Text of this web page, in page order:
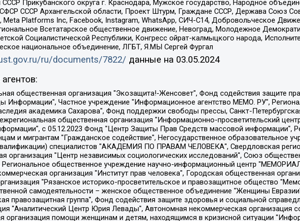
Прикубанского округа г. Краснодара, Мужское государство, Народное
СССР Архангельской области, Проект Штурм, Граждане СССР, Держава Союз
Meta Platforms Inc, Facebook, Instagram, WhatsApp, СИЧ-С14, Добровольческое
Всетатарское общественное движение, Невоград, Молодежное
Социалистической Республики, Конгресс ойрат-калмыцкого народа,
национальное объединение, ЛГБТ, Я.МЫ Сергей Фургал
ru/documents/7822/ данные на 03.05.2024
"Женщины Евразии", Челябинский региональный орган общественной самодеятельности "Уральская правозащитная группа", Фонд содействия защите здоровья и социальной справедливости имени Андрея Рылькова, Автономная Некоммерческая Организация "Аналитический Центр Юрия Левады", Автономная некоммерческая организация социальной поддержки населения "Проект Апрель", Региональная общественная организация помощи женщинам и детям, находящимся в кризисной ситуации "Информационно-методический центр "Анна", Фонд содействия развитию массовых коммуникаций и правовому просвещению "Так-так-Так", Фонд содействия устойчивому развитию "Серебряная тайга", Свердловский региональный общественный фонд социальных проектов "Новое время", "Idel.Реалии", Кавказ.Реалии, Крым.Реалии, Телеканал Настоящее Время, Татаро-башкирская служба Радио Свобода (Azatliq Radiosi), Радио Свободная Европа/Радио Свобода (PCE/PC), "Сибирь.Реалии", "Фактограф", Благотворительный фонд помощи осужденным и их семьям, Автономная некоммерческая организация "Институт глобализации и социальных движений", Фонд "В защиту прав заключенных", Частное учреждение "Центр поддержки и содействия развитию средств массовой информации", Пензенский региональный общественный благотворительный фонд "Гражданский союз", "Север.Реалии", Некоммерческая организация Фонд "Правовая инициатива", Общество с ограниченной ответственностью "Радио Свободная Европа/Радио Свобода", Чешское информационное агентство "MEDIUM-ORIENT", Красноярская региональная общественная организация "Мы против СПИДа", Камалягин Денис Николаевич, Маркелов Сергей Евгеньевич, Пономарев Лев Александрович, Савицкая Людмила Алексеевна, Автономная некоммерческая организация "Центр по работе с проблемой насилия "НАСИЛИЮ.НЕТ", Межрегиональный профессиональный союз работников здравоохранения "Альянс врачей", Юридическое лицо, зарегистрированное в Латвийской Республике, SIA "Medusa Project" (регистрационный номер 40103797863, дата регистрации 10.06.2014), Некоммерческая организация "Фонд по борьбе с коррупцией", Автономная некоммерческая организация "Институт права и публичной политики", Баданин Роман Сергеевич, Гликин Максим Александрович, Железнова Мария Михайловна, Лукьянова Юлия Сергеевна, Маетная Елизавета Витальевна, Маняхин Петр Борисович, Чуракова Ольга Владимировна, Ярош Юлия Петровна, Юридическое лицо "The Insider SIA", зарегистрированное в Риге, Латвийская Республика (дата регистрации 26.06.2015), являющееся администратором доменного имени интернет-издания "The Insider SIA", https://theins.ru, Постернак Алексей Евгеньевич, Рубин Михаил Аркадьевич, Анин Роман Александрович, Юридическое лицо Istories fonds, зарегистрированное в Латвийской Республике (регистрационный номер 50008295751, дата регистрации 24.02.2020), Великовский Дмитрий Александрович, Долинина Ирина Николаевна, Мароховская Алеся Алексеевна, Шлейнов Роман Юрьевич, Шмагун Олеся Валентиновна, Общество с ограниченной ответственностью "Альтаир 2021", Общество с ограниченной ответственностью "Вега 2021", Общество с ограниченной ответственностью "Главный редактор 2021", Общество с ограниченной ответственностью "Ромашки монолит", Важенков Артем Валерьевич, Ивановская областная общественная организация "Центр гендерных исследований", Гурман Юрий Альбертович, Медиапроект "ОВД-Инфо", Егоров Владимир Владимирович, Жилинский Владимир Александрович, Общество с ограниченной ответственностью "ЗП", Иванова София Юрьевна, Карезина Инна Павловна, Кильтау Екатерина Викторовна, Петров Алексей Викторович, Пискунов Сергей Евгеньевич, Смирнов Сергей Сергеевич, Тихонов Михаил Сергеевич, Общество с ограниченной ответственностью "ЖУРНАЛИСТ-ИНОСТРАННЫЙ АГЕНТ", Арапова Галина Юрьевна, Вольтская Татьяна Анатольевна, Американская компания "Mason G.E.S. Anonymous Foundation" (США), являющаяся владельцем интернет-издания https://mnews.world/, Компания "Stichting Bellingcat", зарегистрированная в Нидерландах (дата регистрации 11.07.2018), Захаров Андрей Вячеславович, Клепиковская Екатерина Дмитриевна, Общество с ограниченной ответственностью "МЕМО", Перл Роман Александрович, Симонов Евгений Алексеевич, Соловьева Елена Анатольевна, Сотников Даниил Владимирович, Сурначева Елизавета Дмитриевна, Автономная некоммерческая организация по защите прав человека и информированию населения "Якутия – Наше Мнение", Общество с ограниченной ответственностью "Москоу диджитал медиа", с 26.01.2023 Общество с ограниченной ответственностью "Чайка Белые сады", Ветошкина Валерия Валерьевна, Заговора Максим Александрович, Межрегиональное общественное движение "Российская ЛГБТ - сеть", Оленичев Максим Владимирович, Павлов Иван Юрьевич, Скворцова Елена Сергеевна, Общество с ограниченной ответственностью "Как бы инагент", Кочетков Игорь Викторович, Общество с ограниченной ответственностью "Честные выборы", Еланчик Олег Александрович, Общество с ограниченной ответственностью "Нобелевский призыв", Гималова Регина Эмилевна, Григорьев Андрей Валерьевич, Григорьева Алина Александровна, Ассоциация по содействию защите прав призывников, альтернативнослужащих и военнослужащих "Правозащитная группа